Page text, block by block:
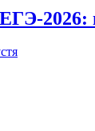
2026: